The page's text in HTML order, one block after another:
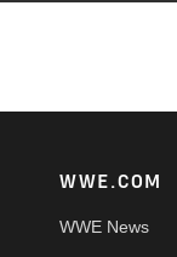
WWE.COM
WWE News